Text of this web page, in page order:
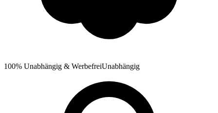
100% Unabhängig & WerbefreiUnabhängig